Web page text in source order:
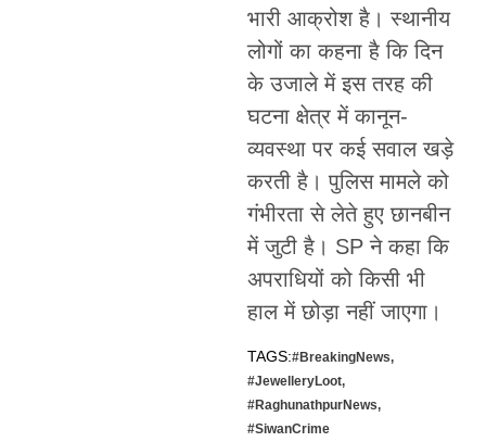
भारी आक्रोश है। स्थानीय
लोगों का कहना है कि दिन
के उजाले में इस तरह की
घटना क्षेत्र में कानून-
व्यवस्था पर कई सवाल खड़े
करती है। पुलिस मामले को
गंभीरता से लेते हुए छानबीन
में जुटी है। SP ने कहा कि
अपराधियों को किसी भी
हाल में छोड़ा नहीं जाएगा।
TAGS:#BreakingNews,
#JewelleryLoot,
#RaghunathpurNews,
#SiwanCrime